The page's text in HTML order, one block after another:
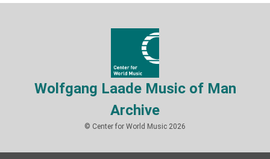
Wolfgang Laade Music of Man
Archive
© Center for World Music 2026